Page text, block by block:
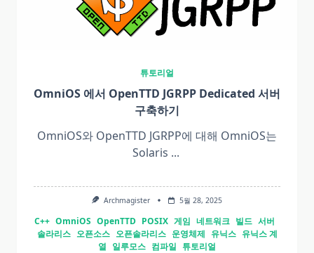
튜토리얼
OmniOS 에서 OpenTTD JGRPP Dedicated 서버
구축하기
OmniOS와 OpenTTD JGRPP에 대해 OmniOS는
Solaris ...
Archmagister 5월 28, 2025
C++ OmniOS OpenTTD POSIX 게임 네트워크 빌드 서버
솔라리스 오픈소스 오픈솔라리스 운영체제 유닉스 유닉스 계
열 일루모스 컴파일 튜토리얼